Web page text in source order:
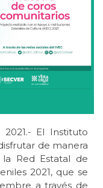
El Instituto
de manera
Red Estatal de
2021, que se
a través de